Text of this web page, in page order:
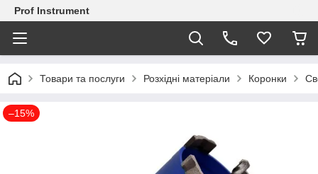
Prof Instrument
Товари та послуги Розхідні матеріали Коронки
–15%